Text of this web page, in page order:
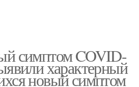
симптом COVID-
характерный
новый симптом